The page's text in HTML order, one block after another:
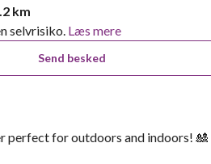
km
selvrisiko. Læs mere
Send besked
perfect for outdoors and indoors! 🎎